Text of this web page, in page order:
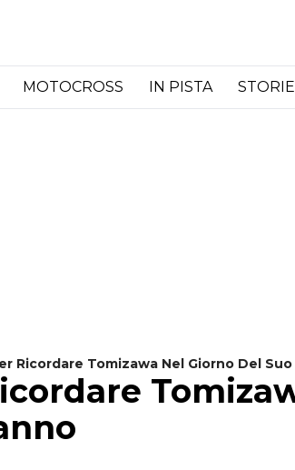
MOTOCROSS IN PISTA
Ricordare Tomizawa Nel Giorno Del